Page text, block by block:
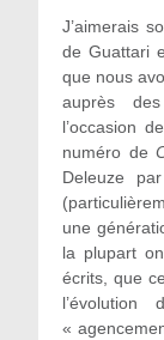
J’aimerais
de Guattari
que nous
auprès
l’occasion
numéro de
Deleuze
une
la plupart
écrits, que
«